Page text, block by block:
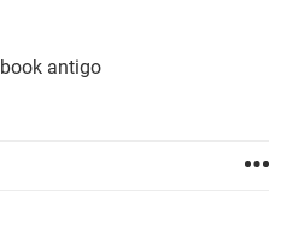
FACEBOOK
antigo